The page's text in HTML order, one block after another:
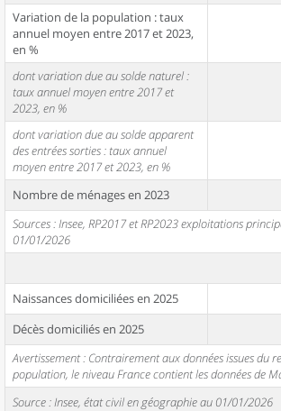
Variation de la population : taux
annuel moyen entre 2017 et 2023,
en %
dont variation due au solde naturel :
taux annuel moyen entre 2017 et
2023, en %
dont variation due au solde apparent
des entrées sorties : taux annuel
moyen entre 2017 et 2023, en %
Nombre de ménages en 2023
Sources : Insee, RP2017 et RP2023 exploitations
01/01/2026
Naissances domiciliées en 2025
Décès domiciliés en 2025
Avertissement : Contrairement aux données issues du
population, le niveau France contient les données de
Source : Insee, état civil en géographie au 01/01/2026